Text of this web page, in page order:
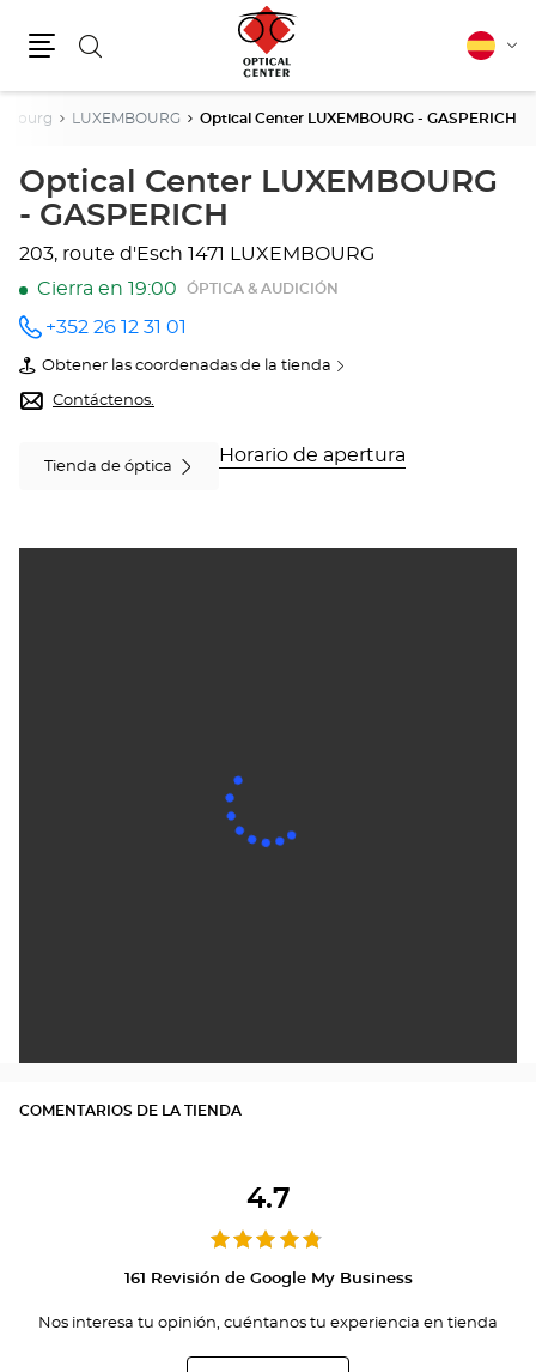
Buscar Español
LUXEMBOURG Optical Center LUXEMBOURG - GASPERICH
Optical Center LUXEMBOURG
- GASPERICH
203, route d'Esch 1471 LUXEMBOURG
Cierra en 19:00
ÓPTICA & AUDICIÓN
número
de
teléfono
+352 26 12 31 01
Obtener las coordenadas de la tienda
de
Optical
Center
GASPERICH
Contáctenos.
Tienda de óptica
Horario de apertura
COMENTARIOS DE LA TIENDA
4.7
161 Revisión de Google My Business
Nos interesa tu opinión, cuéntanos tu experiencia en tienda